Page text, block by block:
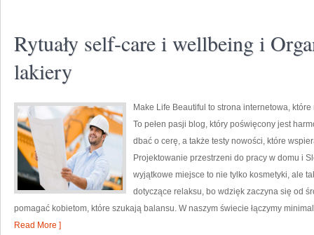
Rytuały self-care i wellbeing i
lakiery
Make Life Beautiful to strona internetowa,
To pełen pasji blog, który poświęcony jest
dbać o cerę, a także testy nowości, które
Projektowanie przestrzeni do pracy w domu i
wyjątkowe miejsce to nie tylko kosmetyki, ale
dotyczące relaksu, bo wdzięk zaczyna się od
pomagać kobietom, które szukają balansu. W naszym świecie łączymy
Read More ]